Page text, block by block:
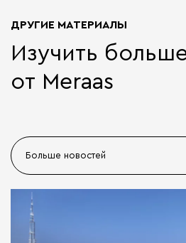
ДРУГИЕ МАТЕРИАЛЫ
Изучить
от Meraas
Больше новостей